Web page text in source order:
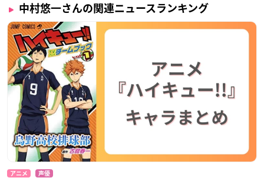
中村悠一さんの関連ニュースランキング
アニメ 声優